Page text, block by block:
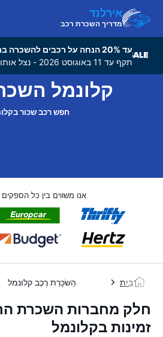
אירלנד
מדריך השכרת רכב
עד 20% הנחה על רכבים להשכרה ברחבי העולם
תקף עד 11 באוגוסט 2026 - נצל אותו עוד היום!
קלונמל
חפש רכב שכור
אנו משווים בין כל
בַּיִת הַשׂכָּרַת רֶכֶב קלונמל
חלק מחברות השכרת
זמינות בקלונמל